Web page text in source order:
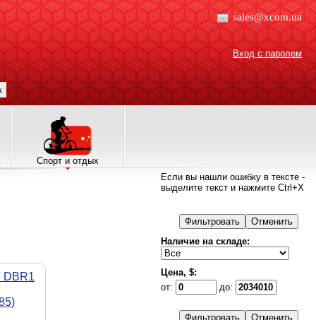
sales@xcom.ua
Вход с паролем
Спорт и отдых
DBR1
Если вы нашли ошибку в тексте -
выделите текст и нажмите Ctrl+X
Наличие на складе:
Цена, $:
от:
до: